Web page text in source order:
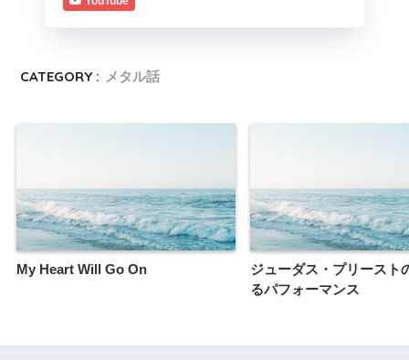
CATEGORY : メタル話
My Heart Will Go On
ジューダス・プリースト
るパフォーマンス